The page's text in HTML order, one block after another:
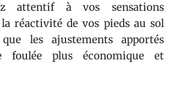
attentif à vos sensations
réactivité de vos pieds au sol
les ajustements apportés
foulée plus économique et